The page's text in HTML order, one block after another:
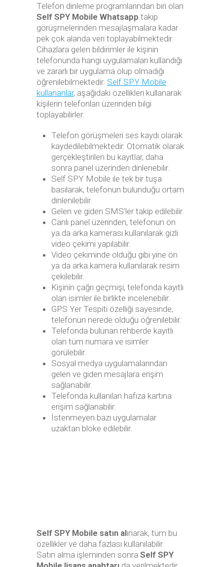
Telefon dinleme programlarından biri olan
Self SPY Mobile Whatsapp takip
görüşmelerinden mesajlaşmalara kadar
pek çok alanda veri toplayabilmektedir.
Cihazlara gelen bildirimler ile kişinin
telefonunda hangi uygulamaları kullandığı
ve zararlı bir uygulama olup olmadığı
öğrenilebilmektedir. Self SPY Mobile
kullananlar, aşağıdaki özellikleri kullanarak
kişilerin telefonları üzerinden bilgi
toplayabilirler:
Telefon görüşmeleri ses kaydı olarak
kaydedilebilmektedir. Otomatik olarak
gerçekleştirilen bu kayıtlar, daha
sonra panel üzerinden dinlenebilir.
Self SPY Mobile ile tek bir tuşa
basılarak, telefonun bulunduğu ortam
dinlenilebilir.
Gelen ve giden SMS’ler takip edilebilir.
Canlı panel üzerinden, telefonun ön
ya da arka kamerası kullanılarak gizli
video çekimi yapılabilir.
Video çekiminde olduğu gibi yine ön
ya da arka kamera kullanılarak resim
çekilebilir.
Kişinin çağrı geçmişi, telefonda kayıtlı
olan isimler ile birlikte incelenebilir.
GPS Yer Tespiti özelliği sayesinde,
telefonun nerede olduğu öğrenilebilir.
Telefonda bulunan rehberde kayıtlı
olan tüm numara ve isimler
görülebilir.
Sosyal medya uygulamalarından
gelen ve giden mesajlara erişim
sağlanabilir.
Telefonda kullanılan hafıza kartına
erişim sağlanabilir.
İstenmeyen bazı uygulamalar
uzaktan bloke edilebilir.
Self SPY Mobile satın alınarak, tüm bu
özellikler ve daha fazlası kullanılabilir.
Satın alma işleminden sonra Self SPY